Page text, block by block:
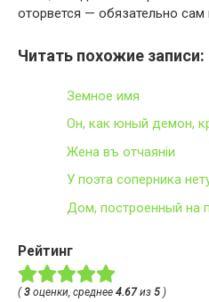
оторвется — обязательно
Читать похожие записи:
Земное имя
Он, как юный демон,
Жена въ отчаяніи
У поэта соперника
Дом, построенный на
Рейтинг
( 3 оценки, среднее 4.67из 5 )